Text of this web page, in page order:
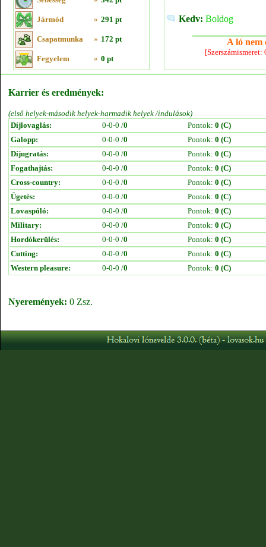
Jármód » 291 pt
Csapatmunka » 172 pt
Fegyelem » 0 pt
Kedv: Boldog
A ló nem
Karrier és eredmények:
(első helyek-második helyek-harmadik helyek /indulások)
Díjlovaglás:
0-0-0 /0 Pontok: 0 (C)
Galopp:
0-0-0 /0 Pontok: 0 (C)
Díjugratás:
0-0-0 /0 Pontok: 0 (C)
Fogathajtás:
0-0-0 /0 Pontok: 0 (C)
Cross-country:
0-0-0 /0 Pontok: 0 (C)
Ügetés:
0-0-0 /0 Pontok: 0 (C)
Lovaspóló:
0-0-0 /0 Pontok: 0 (C)
Military:
0-0-0 /0 Pontok: 0 (C)
Hordókerülés:
0-0-0 /0 Pontok: 0 (C)
Cutting:
0-0-0 /0 Pontok: 0 (C)
Western pleasure:
0-0-0 /0 Pontok: 0 (C)
Nyeremények: 0 Zsz.